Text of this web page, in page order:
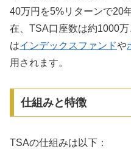
40万円を5%リターンで20
在、TSA口座数は約1000
はインデックスファンドや
用されます。
仕組みと特徴
TSAの仕組みは以下：